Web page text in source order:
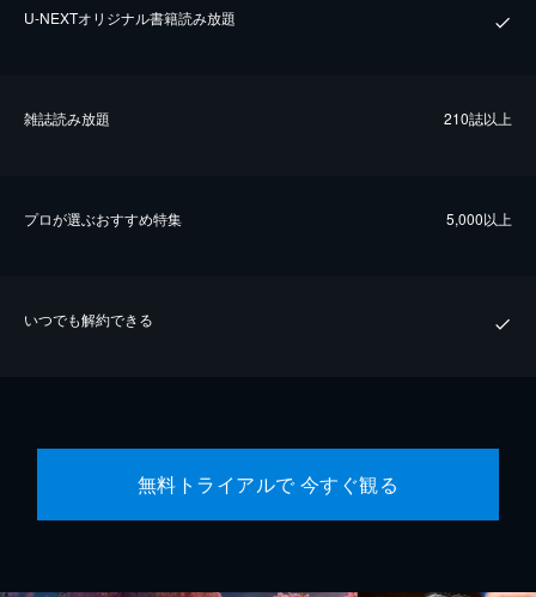
U-NEXTオリジナル書籍読み放題
雑誌読み放題 210誌以上
プロが選ぶおすすめ特集 5,000以上
いつでも解約できる
無料トライアルで 今すぐ観る